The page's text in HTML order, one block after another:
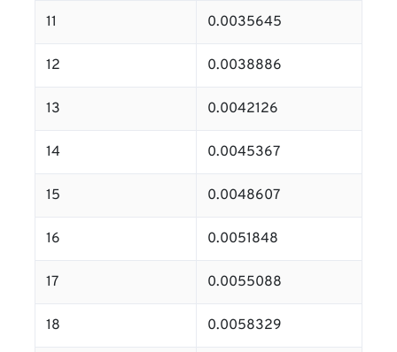
11 0.0035645
12 0.0038886
13 0.0042126
14 0.0045367
15 0.0048607
16 0.0051848
17 0.0055088
18 0.0058329